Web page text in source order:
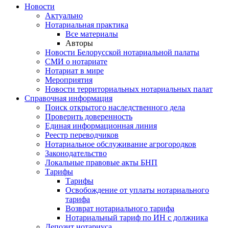
Новости
Актуально
Нотариальная практика
Все материалы
Авторы
Новости Белорусской нотариальной палаты
СМИ о нотариате
Нотариат в мире
Мероприятия
Новости территориальных нотариальных палат
Справочная информация
Поиск открытого наследственного дела
Проверить доверенность
Единая информационная линия
Реестр переводчиков
Нотариальное обслуживание агрогородков
Законодательство
Локальные правовые акты БНП
Тарифы
Тарифы
Освобождение от уплаты нотариального
тарифа
Возврат нотариального тарифа
Нотариальный тариф по ИН с должника